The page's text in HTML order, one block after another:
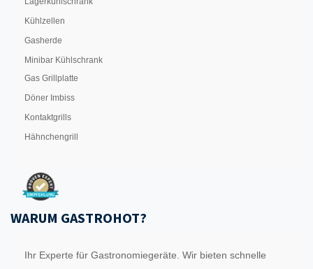
Kühlzellen
Gasherde
Minibar Kühlschrank
Gas Grillplatte
Döner Imbiss
Kontaktgrills
Hähnchengrill
WARUM GASTROHOT?
Ihr Experte für Gastronomiegeräte. Wir bieten schnelle